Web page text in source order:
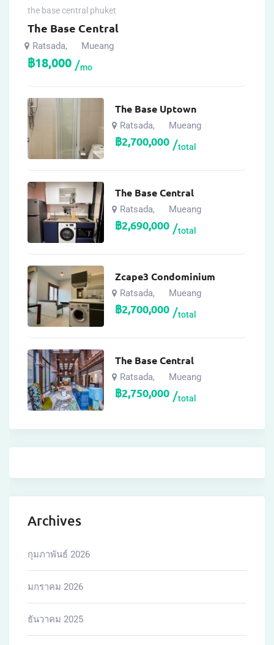
the base central phuket
The Base Central
Ratsada, Mueang
฿18,000 mo
The Base Uptown
Ratsada, Mueang
฿2,700,000 total
The Base Central
Ratsada, Mueang
฿2,690,000 total
Zcape3 Condominium
Ratsada, Mueang
฿2,700,000 total
The Base Central
Ratsada, Mueang
฿2,750,000 total
Archives
กุมภาพันธ์ 2026
มกราคม 2026
ธันวาคม 2025